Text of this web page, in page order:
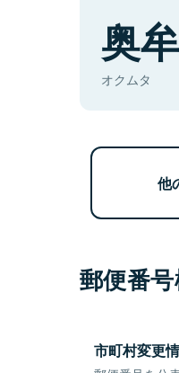
奥
オクムタ
他
郵便番
市町村変更